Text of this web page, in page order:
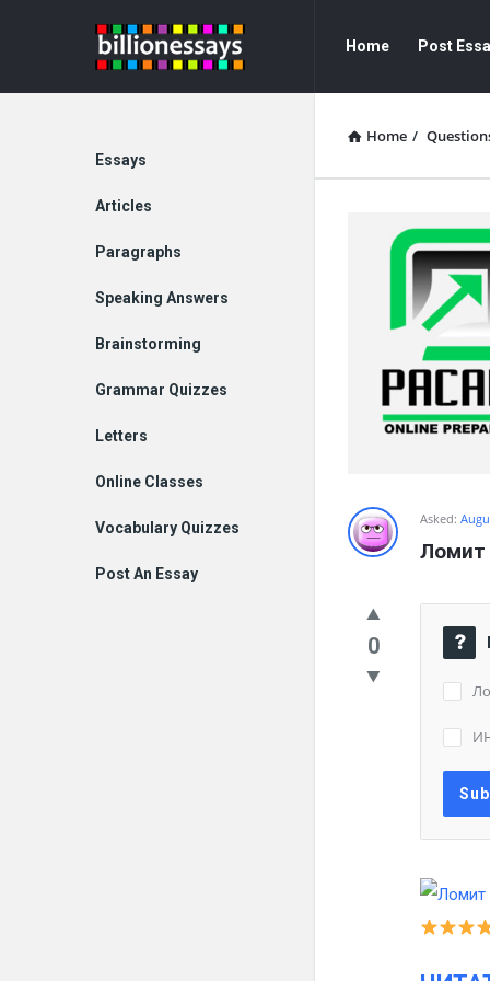
Billion
Essays
Essays
Navigation
Home Post
Home /
Asked:
Ломит
0
Explore
Essays
Articles
Paragraphs
Speaking Answers
Brainstorming
Grammar Quizzes
Letters
Online Classes
Vocabulary Quizzes
Post An Essay